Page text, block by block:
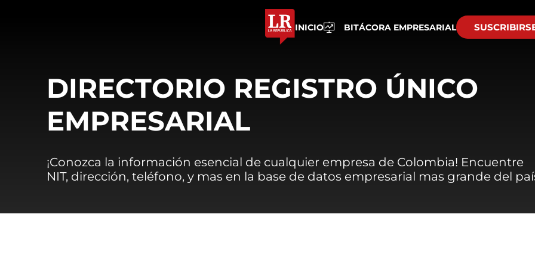
INICIO BITÁCORA EMPRESARIAL
DIRECTORIO REGISTRO ÚNICO
EMPRESARIAL
¡Conozca la información esencial de cualquier empresa de Colombia! Encuentre
NIT, dirección, teléfono, y mas en la base de datos empresarial mas grande del